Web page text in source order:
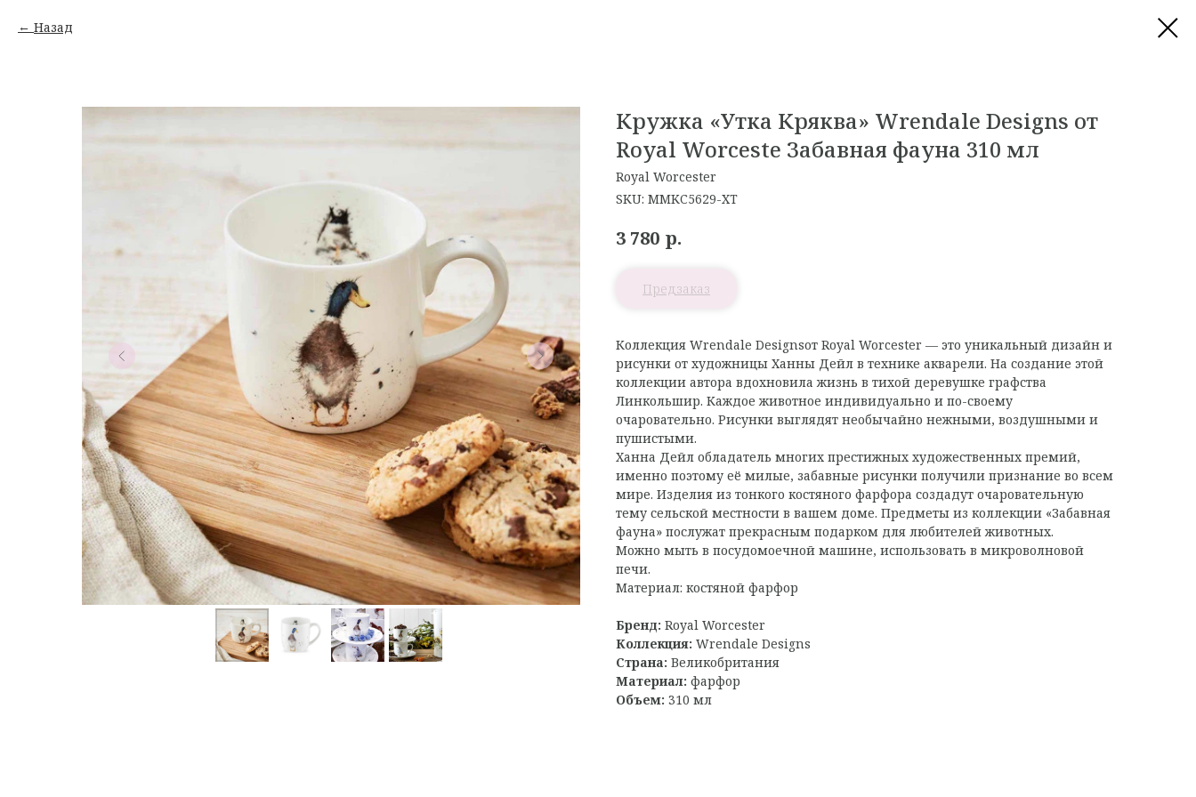
Назад
Кружка «Утка Кряква» Wrendale Designs от
Royal Worceste Забавная фауна 310 мл
Royal Worcester
SKU: MMKC5629-XT
3 780 р.
Коллекция Wrendale Designsот Royal Worcester — это уникальный дизайн и
рисунки от художницы Ханны Дейл в технике акварели. На создание этой
коллекции автора вдохновила жизнь в тихой деревушке графства
Линкольшир. Каждое животное индивидуально и по-своему
очаровательно. Рисунки выглядят необычайно нежными, воздушными и
пушистыми.
Ханна Дейл обладатель многих престижных художественных премий,
именно поэтому её милые, забавные рисунки получили признание во всем
мире. Изделия из тонкого костяного фарфора создадут очаровательную
тему сельской местности в вашем доме. Предметы из коллекции «Забавная
фауна» послужат прекрасным подарком для любителей животных.
Можно мыть в посудомоечной машине, использовать в микроволновой
печи.
Материал: костяной фарфор
Бренд: Royal Worcester
Коллекция: Wrendale Designs
Страна: Великобритания
Материал: фарфор
Объем: 310 мл